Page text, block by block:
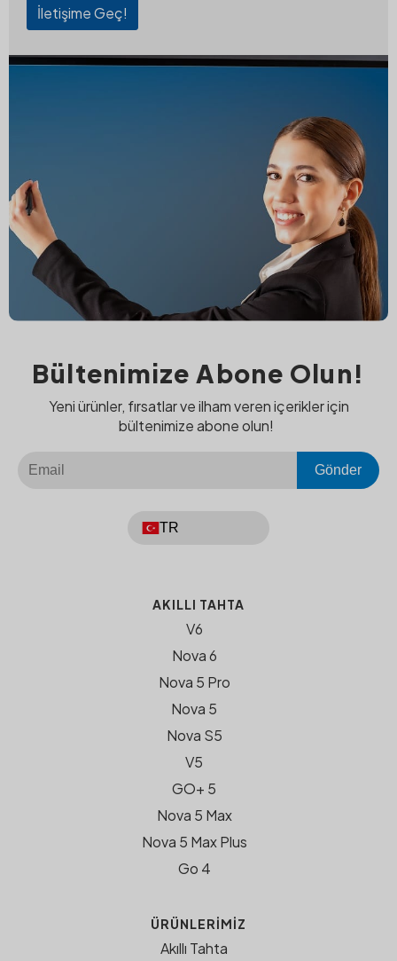
İletişime Geç!
Bültenimize Abone Olun!
Yeni ürünler, fırsatlar ve ilham veren içerikler için
bültenimize abone olun!
Gönder
TR
AKILLI TAHTA
V6
Nova 6
Nova 5 Pro
Nova 5
Nova S5
V5
GO+ 5
Nova 5 Max
Nova 5 Max Plus
Go 4
ÜRÜNLERIMIZ
Akıllı Tahta